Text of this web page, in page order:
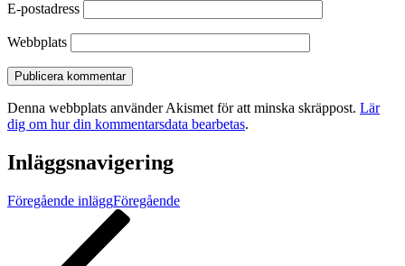
E-postadress
Webbplats
Denna webbplats använder Akismet för att minska skräppost. Lär
dig om hur din kommentarsdata bearbetas.
Inläggsnavigering
Föregående inläggFöregående